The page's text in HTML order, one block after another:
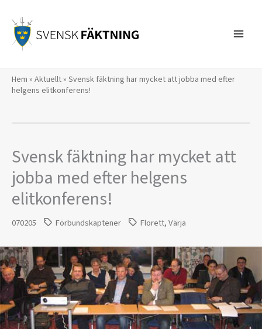
innehåll
Hem » Aktuellt» Svensk fäktning har mycket att jobba med efter
helgens elitkonferens!
Svensk fäktning har mycket att
jobba med efter helgens
elitkonferens!
070205 Förbundskaptener Florett,Värja